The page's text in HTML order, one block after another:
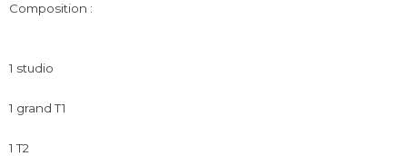
Composition :
1 studio
1 grand T1
1 T2